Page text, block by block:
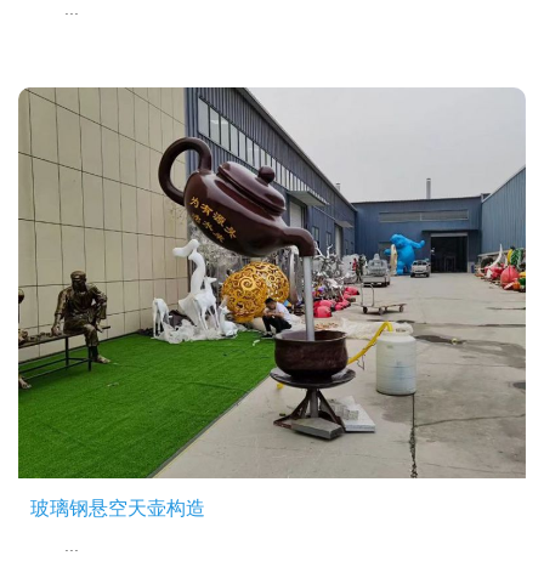
玻璃钢悬空天壶构造